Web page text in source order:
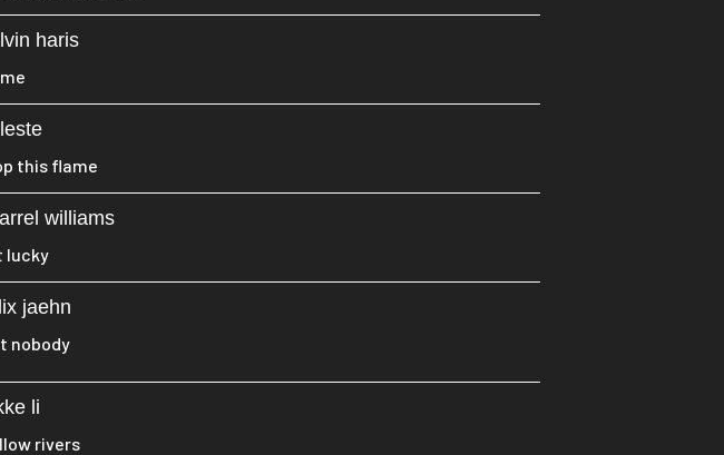
haris
this flame
williams
lucky
jaehn
nobody
li
rivers